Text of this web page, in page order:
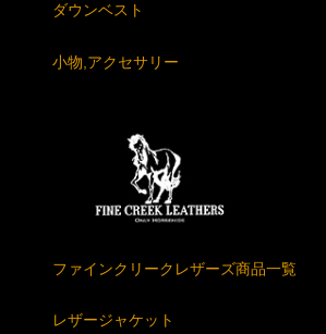
ダウンベスト
小物,アクセサリー
ファインクリークレザーズ商品一覧
レザージャケット